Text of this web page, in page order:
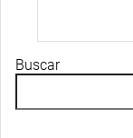
Buscar